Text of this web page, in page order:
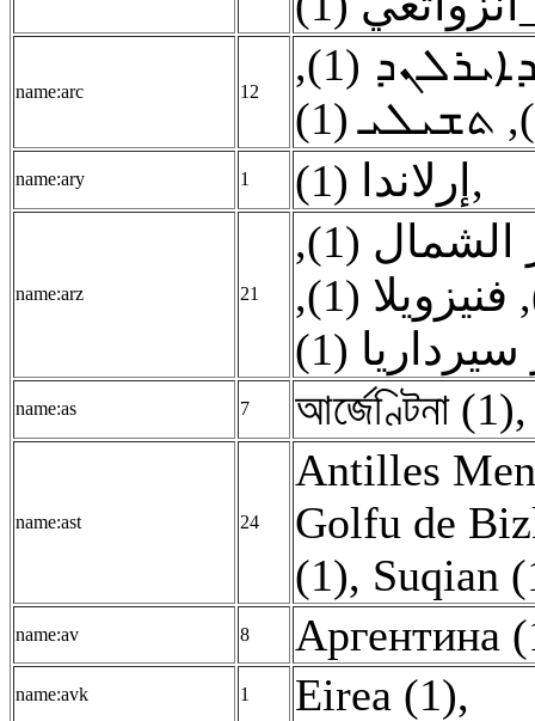
name:arc 12
(1)
,
, ܬܫܝܠܝ (1)
name:ary 1 إرلاندا (1) ,
name:arz 21
الشمال (1)
,
, فنيزويلا (1)
,
(1)
name:as 7 আৰ্জেণ্টিনা (1)
name:ast 24
Antilles
Golfu de
(1), Suqian
name:av 8 Аргентина
name:avk 1 Eirea (1),